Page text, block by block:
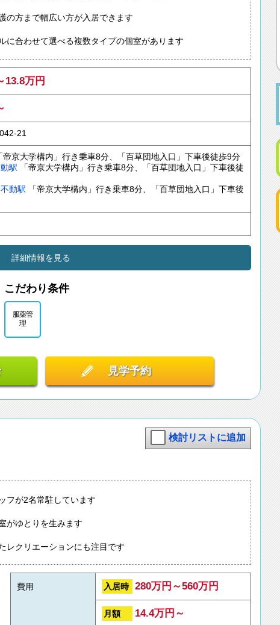
の方まで幅広い方が入居できます
に合わせて選べる複数タイプの個室があります
13.8万円
21
帝京大学構内」行き乗車8分、「百草団地入口」下車後徒歩9分
駅 「帝京大学構内」行き乗車8分、「百草団地入口」下車後徒
動駅 「帝京大学構内」行き乗車8分、「百草団地入口」下車後
詳細情報を見る
こだわり条件
服薬管
理
見学予約
検討リストに追加
フが2名常駐しています
がゆとりを生みます
レクリエーションにも注目です
費用 入居時 280万円～560万円
月額 14.4万円～